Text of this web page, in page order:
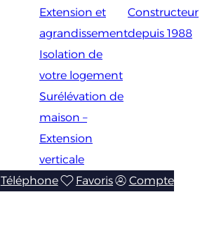
Extension et
agrandissement
Isolation de
votre logement
Surélévation de
maison –
Extension
verticale
Constructeur
depuis 1988
Téléphone Favoris Compte